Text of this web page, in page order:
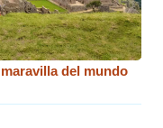
del mundo